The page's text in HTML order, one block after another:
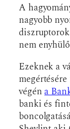
A
nagyobb
nem
Ezeknek a
végéna
banki és